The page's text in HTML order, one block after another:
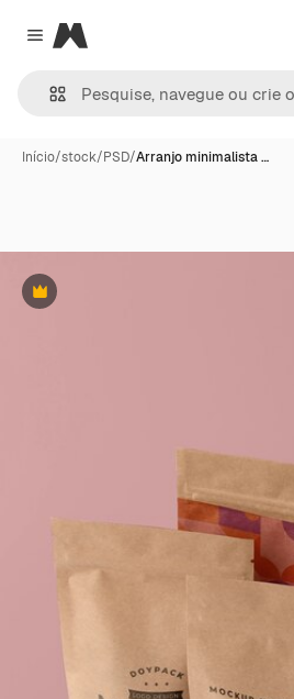
Close menu
Magnific
Início/stock/PSD/Arranjo minimalista …
Premium